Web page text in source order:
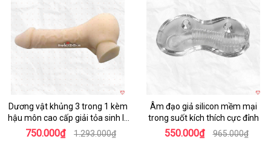
Dương vật khủng 3 trong 1 kèm
hậu môn cao cấp giải tỏa sinh lý
nam nữ
750.000₫ 1.293.000₫
Âm đạo giả silicon mềm mại
trong suốt kích thích cực đỉnh
550.000₫ 965.000₫